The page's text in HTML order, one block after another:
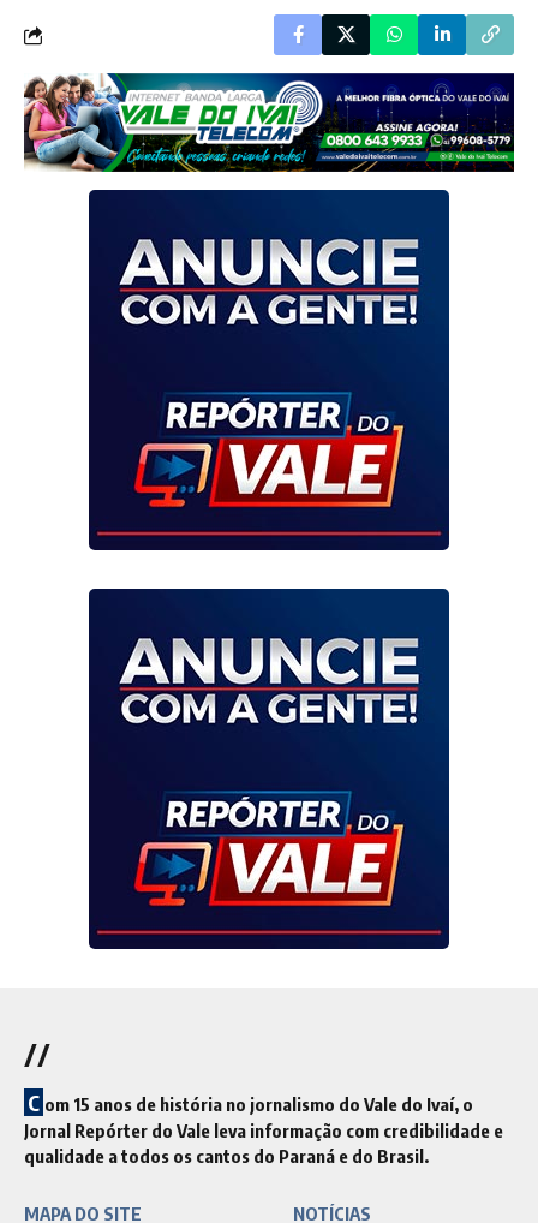
//
C om 15 anos de história no jornalismo do Vale do Ivaí, o
Jornal Repórter do Vale leva informação com credibilidade e
qualidade a todos os cantos do Paraná e do Brasil.
MAPA DO SITE NOTÍCIAS